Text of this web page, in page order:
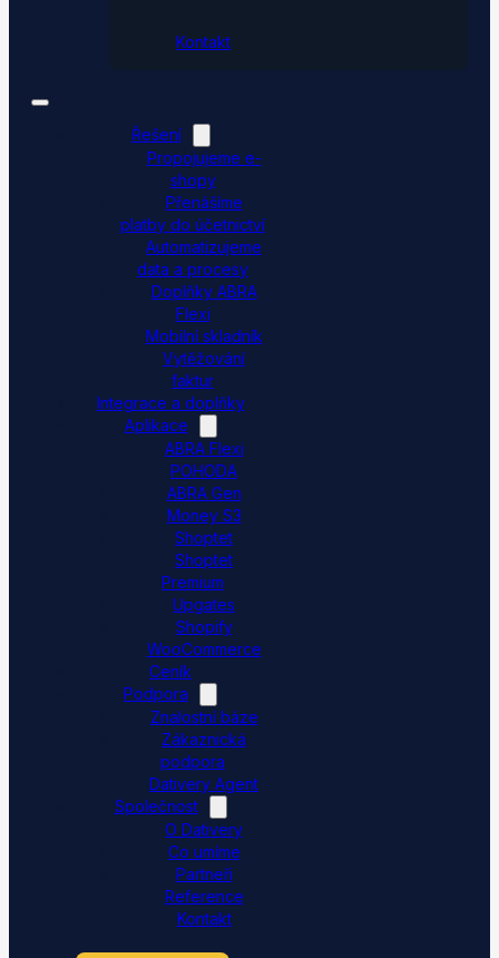
Kontakt
Řešení
Propojujeme e-
shopy
Přenášíme
platby do účetnictví
Automatizujeme
data a procesy
Doplňky ABRA
Flexi
Mobilní skladník
Vytěžování
faktur
Integrace a doplňky
Aplikace
ABRA Flexi
POHODA
ABRA Gen
Money S3
Shoptet
Shoptet
Premium
Upgates
Shopify
WooCommerce
Ceník
Podpora
Znalostní báze
Zákaznická
podpora
Dativery Agent
Společnost
O Dativery
Co umíme
Partneři
Reference
Kontakt